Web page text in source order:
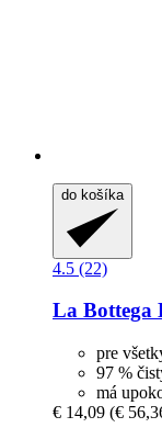
do košíka
4.5 (22)
La Bottega
pre
97 %
má
€ 14,09 (€